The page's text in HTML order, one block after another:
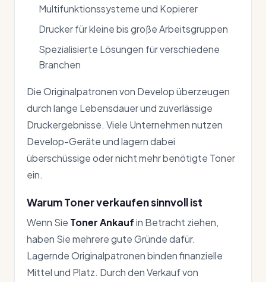
Multifunktionssysteme und Kopierer
Drucker für kleine bis große Arbeitsgruppen
Spezialisierte Lösungen für verschiedene
Branchen
Die Originalpatronen von Develop überzeugen
durch lange Lebensdauer und zuverlässige
Druckergebnisse. Viele Unternehmen nutzen
Develop-Geräte und lagern dabei
überschüssige oder nicht mehr benötigte Toner
ein.
Warum Toner verkaufen sinnvoll ist
Wenn Sie Toner Ankaufin Betracht ziehen,
haben Sie mehrere gute Gründe dafür.
Lagernde Originalpatronen binden finanzielle
Mittel und Platz. Durch den Verkauf von